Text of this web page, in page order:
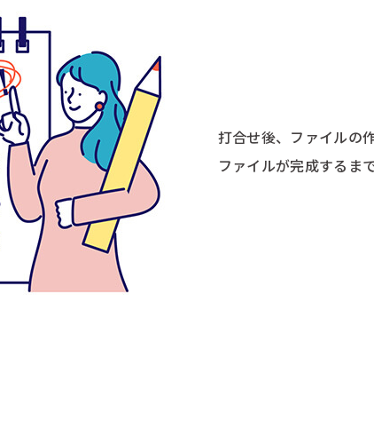
打合せ後、ファイルの
ファイルが完成するま